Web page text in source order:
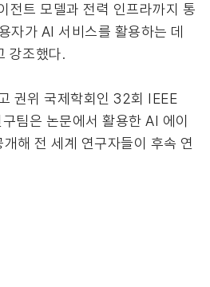
전트 모델과 전력 인프라까지 통
가 AI 서비스를 활용하는 데
강조했다.
권위 국제학회인 32회 IEEE
은 논문에서 활용한 AI 에이
해 전 세계 연구자들이 후속 연